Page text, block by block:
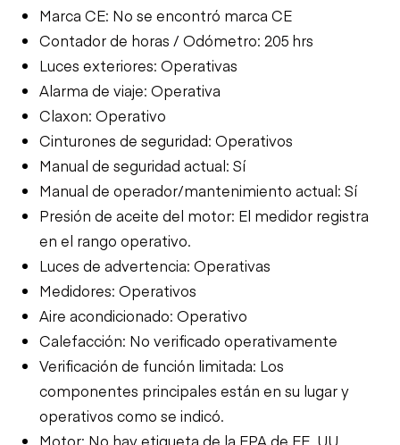
Marca CE: No se encontró marca CE
Contador de horas / Odómetro: 205 hrs
Luces exteriores: Operativas
Alarma de viaje: Operativa
Claxon: Operativo
Cinturones de seguridad: Operativos
Manual de seguridad actual: Sí
Manual de operador/mantenimiento actual: Sí
Presión de aceite del motor: El medidor registra
en el rango operativo.
Luces de advertencia: Operativas
Medidores: Operativos
Aire acondicionado: Operativo
Calefacción: No verificado operativamente
Verificación de función limitada: Los
componentes principales están en su lugar y
operativos como se indicó.
Motor: No hay etiqueta de la EPA de EE. UU.